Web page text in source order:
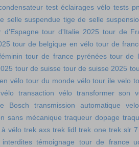
test éclairages vélo tests
selle suspendue tige de selle
d'Espagne tour d'Italie 2025 tour de
tour de belgique en vélo tour de
tour de france pyrénées tour de
tour de suisse tour de suisse 2025
vélo tour du monde vélo tour ile velo
transaction vélo
transformer son
Bosch
transmission automatique
sans mécanique traqueur dopage
vélo trek axs trek lidl trek one trek slr 7
témoignage tour de france